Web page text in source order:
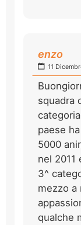
enzo
11
squadra
paese
5000
nel 2011
3^
mezzo a
qualche